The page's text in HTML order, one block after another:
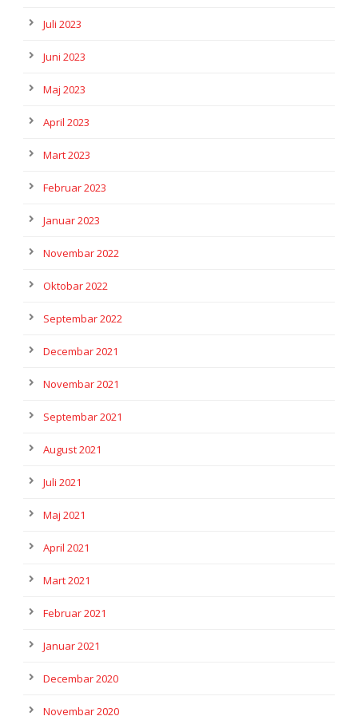
Juli 2023
Juni 2023
Maj 2023
April 2023
Mart 2023
Februar 2023
Januar 2023
Novembar 2022
Oktobar 2022
Septembar 2022
Decembar 2021
Novembar 2021
Septembar 2021
August 2021
Juli 2021
Maj 2021
April 2021
Mart 2021
Februar 2021
Januar 2021
Decembar 2020
Novembar 2020